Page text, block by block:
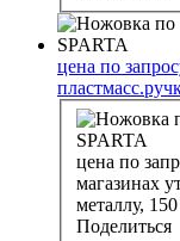
цена по
цена по
магазинах
металлу,
Поделиться